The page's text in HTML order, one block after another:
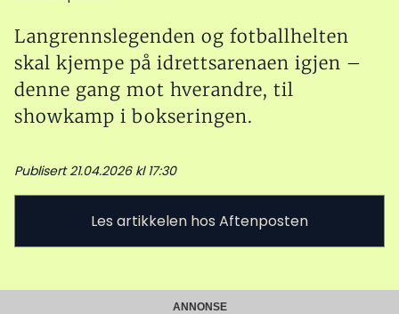
Langrennslegenden og fotballhelten
skal kjempe på idrettsarenaen igjen –
denne gang mot hverandre, til
showkamp i bokseringen.
Publisert 21.04.2026 kl 17:30
Les artikkelen hos Aftenposten
ANNONSE